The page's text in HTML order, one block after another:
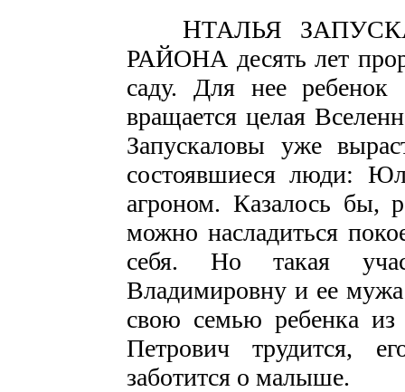
НТАЛЬЯ
РАЙОНА десять лет
саду. Для нее ребенок
вращается целая
Запускаловы уже
состоявшиеся люди:
агроном. Казалось бы,
можно насладиться
себя. Но такая
Владимировну и ее
свою семью ребенка
Петрович трудится,
заботится о малыше.